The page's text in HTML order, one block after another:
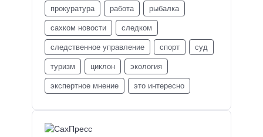
прокуратура работа рыбалка
сахком новости следком
следственное управление спорт суд
туризм циклон экология
экспертное мнение это интересно